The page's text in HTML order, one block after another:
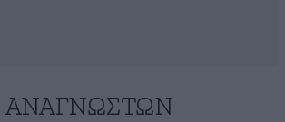
ΑΝΑΓΝΩΣΤΏΝ